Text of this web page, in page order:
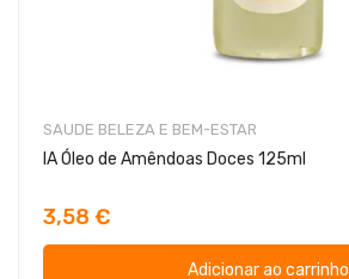
SAUDE BELEZA E BEM-ESTAR
IA Óleo de Amêndoas Doces 125ml
3,58 €
Adicionar ao carrinho